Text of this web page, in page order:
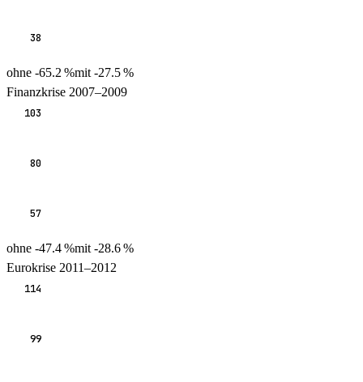
38
ohne -65.2%mit-27.5%
Finanzkrise 2007–2009
57
80
103
ohne -47.4%mit-28.6%
Eurokrise 2011–2012
99
114